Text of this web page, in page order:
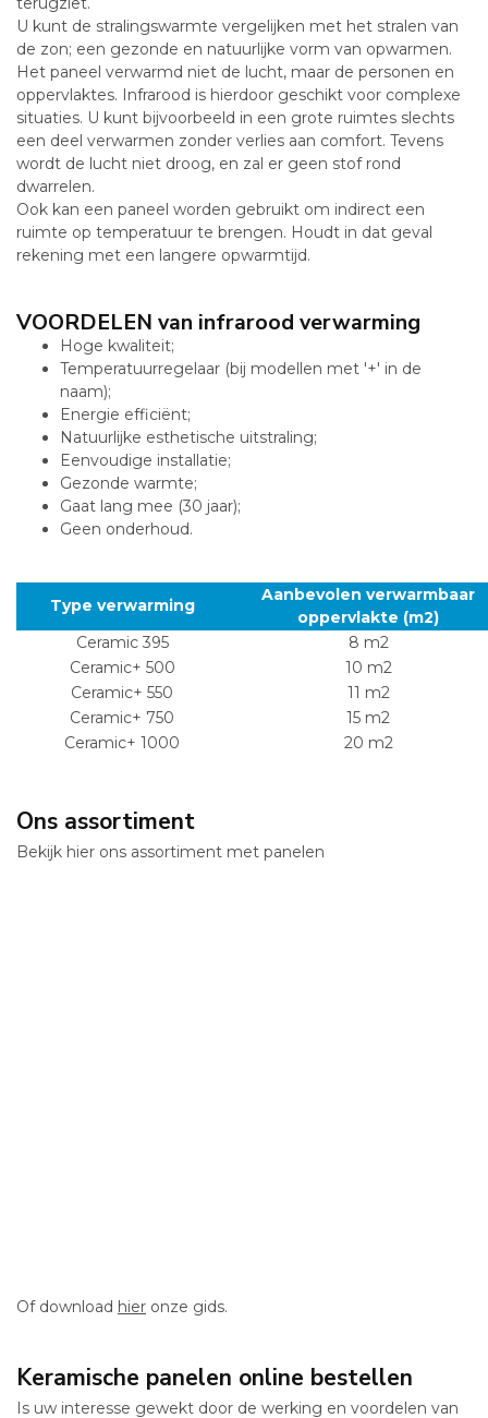
U kunt de stralingswarmte vergelijken met het stralen van
de zon; een gezonde en natuurlijke vorm van opwarmen.
Het paneel verwarmd niet de lucht, maar de personen en
oppervlaktes. Infrarood is hierdoor geschikt voor complexe
situaties. U kunt bijvoorbeeld in een grote ruimtes slechts
een deel verwarmen zonder verlies aan comfort. Tevens
wordt de lucht niet droog, en zal er geen stof rond
dwarrelen.
Ook kan een paneel worden gebruikt om indirect een
ruimte op temperatuur te brengen. Houdt in dat geval
rekening met een langere opwarmtijd.
VOORDELEN van infrarood verwarming
Hoge kwaliteit;
Temperatuurregelaar (bij modellen met '+' in de
naam);
Energie efficiënt;
Natuurlijke esthetische uitstraling;
Eenvoudige installatie;
Gezonde warmte;
Gaat lang mee (30 jaar);
Geen onderhoud.
Type verwarming
Aanbevolen verwarmbaar
oppervlakte (m2)
Ceramic 395
8 m2
Ceramic+ 500
10 m2
Ceramic+ 550
11 m2
Ceramic+ 750
15 m2
Ceramic+ 1000
20 m2
Ons assortiment
Bekijk hier ons assortiment met panelen
Of download hier onze gids.
Keramische panelen online bestellen
Is uw interesse gewekt door de werking en voordelen van